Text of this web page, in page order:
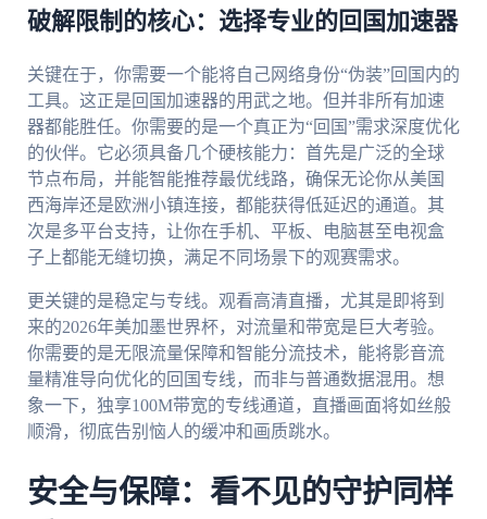
破解限制的核心：选择专业的回国加速器
关键在于，你需要一个能将自己网络身份“伪装”回国内的
工具。这正是回国加速器的用武之地。但并非所有加速
器都能胜任。你需要的是一个真正为“回国”需求深度优化
的伙伴。它必须具备几个硬核能力：首先是广泛的全球
节点布局，并能智能推荐最优线路，确保无论你从美国
西海岸还是欧洲小镇连接，都能获得低延迟的通道。其
次是多平台支持，让你在手机、平板、电脑甚至电视盒
子上都能无缝切换，满足不同场景下的观赛需求。
更关键的是稳定与专线。观看高清直播，尤其是即将到
来的2026年美加墨世界杯，对流量和带宽是巨大考验。
你需要的是无限流量保障和智能分流技术，能将影音流
量精准导向优化的回国专线，而非与普通数据混用。想
象一下，独享100M带宽的专线通道，直播画面将如丝般
顺滑，彻底告别恼人的缓冲和画质跳水。
安全与保障：看不见的守护同样